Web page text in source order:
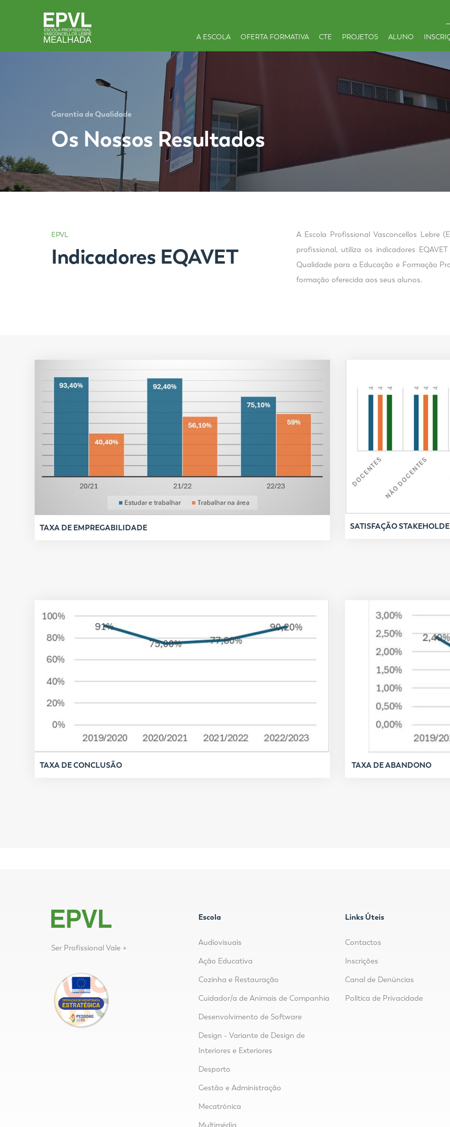
A ESCOLA OFERTA FORMATIVA CTE PROJETOS ALUNO
Garantia de Qualidade
Os Nossos Resultados
EPVL
Indicadores EQAVET
A Escola Profissional Vasconcellos Lebre
profissional, utiliza os indicadores
Qualidade para a Educação e Formação
formação oferecida aos seus alunos.
TAXA DE EMPREGABILIDADE SATISFAÇÃO
TAXA DE CONCLUSÃO TAXA DE ABANDONO
Ser Profissional Vale +
Escola
Audiovisuais
Ação Educativa
Cozinha e Restauração
Cuidador/a de Animais de Companhia
Desenvolvimento de Software
Design - Variante de Design de
Interiores e Exteriores
Desporto
Gestão e Administração
Mecatrónica
Multimédia
Links Úteis
Contactos
Inscrições
Canal de Denúncias
Política de Privacidade